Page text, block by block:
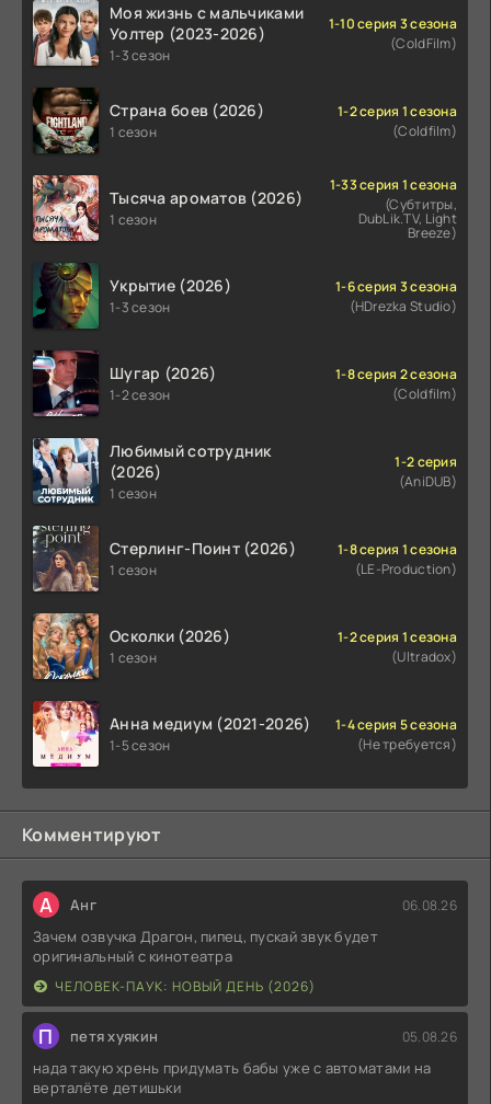
Моя жизнь с мальчиками
Уолтер (2023-2026)
1-3 сезон
1-10 серия 3 сезона
(ColdFilm)
Страна боев (2026)
1 сезон
1-2 серия 1 сезона
(Coldfilm)
Тысяча ароматов (2026)
1 сезон
1-33 серия 1 сезона
(Субтитры,
DubLik.TV, Light
Breeze)
Укрытие (2026)
1-3 сезон
1-6 серия 3 сезона
(HDrezka Studio)
Шугар (2026)
1-2 сезон
1-8 серия 2 сезона
(Coldfilm)
Любимый сотрудник
(2026)
1 сезон
1-2 серия
(AniDUB)
Стерлинг-Поинт (2026)
1 сезон
1-8 серия 1 сезона
(LE-Production)
Осколки (2026)
1 сезон
1-2 серия 1 сезона
(Ultradox)
Анна медиум (2021-2026)
1-5 сезон
1-4 серия 5 сезона
(Не требуется)
Комментируют
А Анг 06.08.26
Зачем озвучка Драгон, пипец, пускай звук будет
оригинальный с кинотеатра
ЧЕЛОВЕК-ПАУК: НОВЫЙ ДЕНЬ (2026)
П петя хуякин 05.08.26
нада такую хрень придумать бабы уже с автоматами на
верталёте детишьки